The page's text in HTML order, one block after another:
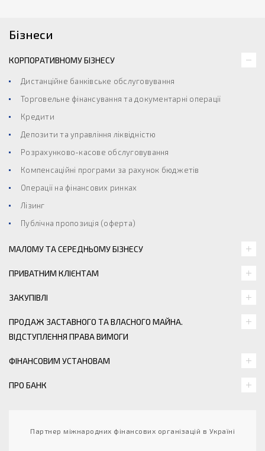
Бізнеси
КОРПОРАТИВНОМУ БІЗНЕСУ
Дистанційне банківське обслуговування
Торговельне фінансування та документарні операції
Кредити
Депозити та управління ліквідністю
Розрахунково-касове обслуговування
Компенсаційні програми за рахунок бюджетів
Операції на фінансових ринках
Лізинг
Публічна пропозиція (оферта)
МАЛОМУ ТА СЕРЕДНЬОМУ БІЗНЕСУ
ПРИВАТНИМ КЛІЄНТАМ
ЗАКУПІВЛІ
ПРОДАЖ ЗАСТАВНОГО ТА ВЛАСНОГО МАЙНА.
ВІДСТУПЛЕННЯ ПРАВА ВИМОГИ
ФІНАНСОВИМ УСТАНОВАМ
ПРО БАНК
Партнер міжнародних фінансових організацій в Україні